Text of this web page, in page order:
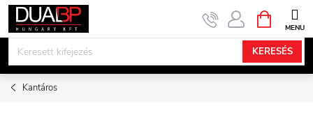
Ugrás
KERESÉS
KOSÁR
Kantáros